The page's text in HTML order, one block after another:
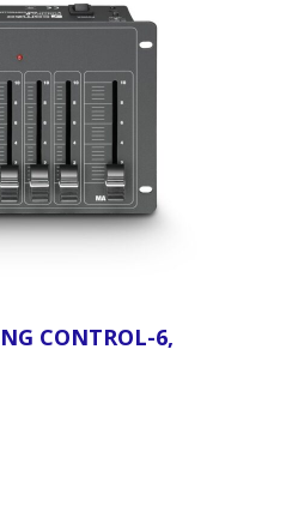
CONTROL-6,